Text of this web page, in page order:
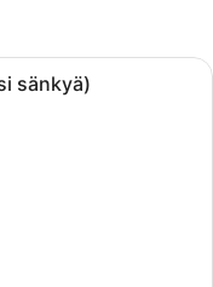
jossa on sänky,
sänkyä)